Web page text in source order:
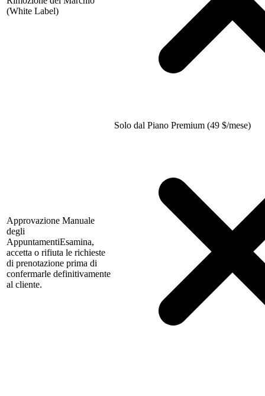
(White Label)
Solo dal Piano Premium (49 $/mese)
Approvazione Manuale
degli
AppuntamentiEsamina,
accetta o rifiuta le richieste
di prenotazione prima di
confermarle definitivamente
al cliente.